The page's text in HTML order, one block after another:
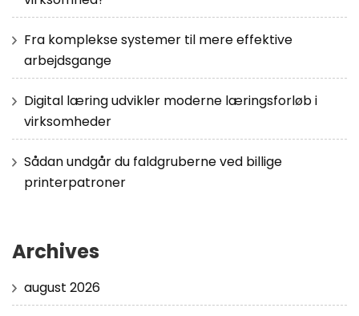
Fra komplekse systemer til mere effektive
arbejdsgange
Digital læring udvikler moderne læringsforløb i
virksomheder
Sådan undgår du faldgruberne ved billige
printerpatroner
Archives
august 2026